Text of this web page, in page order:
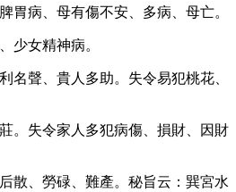
胃病、母有傷不安、多病、母亡。
少女精神病。
名聲、貴人多助。失令易犯桃花、
。失令家人多犯病傷、損財、因財
散、勞碌、難產。秘旨云：巽宮水